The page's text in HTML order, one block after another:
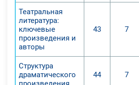
Театральная
литература:
ключевые
произведения и
авторы
43 7
Структура
драматического
44 7